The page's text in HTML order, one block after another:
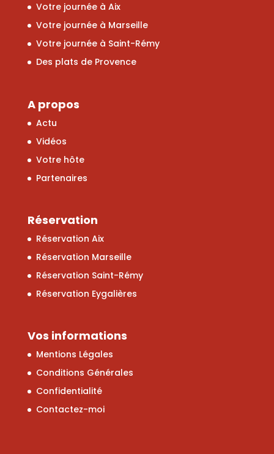
Votre journée à Aix
Votre journée à Marseille
Votre journée à Saint-Rémy
Des plats de Provence
A propos
Actu
Vidéos
Votre hôte
Partenaires
Réservation
Réservation Aix
Réservation Marseille
Réservation Saint-Rémy
Réservation Eygalières
Vos informations
Mentions Légales
Conditions Générales
Confidentialité
Contactez-moi